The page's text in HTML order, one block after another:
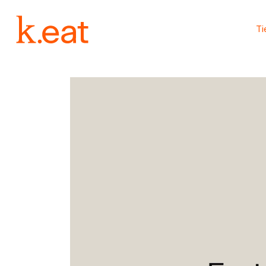
al contenido
directamente